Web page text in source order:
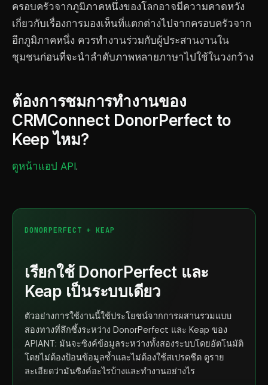
ครอบครัวจากภูมิภาคหนึ่งของโลกอาจมีความคาดหวัง
เกี่ยวกับเรื่องการมองเห็นที่แตกต่างไปจากครอบครัวจาก
อีกภูมิภาคหนึ่ง ควรทำงานร่วมกับผู้ประสานงานใน
ชุมชนก่อนที่จะนำลำดับภาพหลายภาษาไปใช้ในวงกว้าง
ต้องการชมการทำงานของ
CRMConnect DonorPerfect to
Keep ไหม?
ดูหน้าแอป API.
DONORPERFECT + KEAP
เรียกใช้ DonorPerfect และ
Keap เป็นระบบเดียว
ตัวอย่างการใช้งานนี้ใช้ประโยชน์จากการผสานรวมแบบ
สองทางที่ลึกซึ้งระหว่าง DonorPerfect และ Keap ของ
APIANT: มันจะซิงค์ข้อมูลระหว่างทั้งสองระบบโดยอัตโนมัติ
โดยไม่ต้องป้อนข้อมูลซ้ำและไม่ต้องใช้สเปรดชีต ดูราย
ละเอียดว่ามันซิงค์อะไรบ้างและทำงานอย่างไร